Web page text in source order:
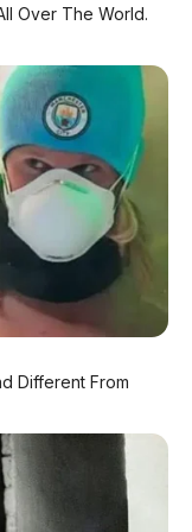
845 Km
Kompak
Road
Tol
Over The World.
Different From